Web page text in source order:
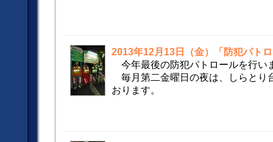
2013年12月13日（金）「防犯パト
今年最後の防犯パトロールを行い
毎月第二金曜日の夜は、しらとり
おります。